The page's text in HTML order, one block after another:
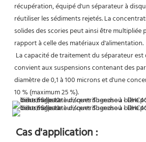
récupération, équipé d'un séparateur à
réutiliser les sédiments rejetés. La
solides des scories peut ainsi être multipliée
rapport à celle des matériaux d'alimentation.
convient aux suspensions contenant des
diamètre de 0,1 à 100 microns et d'une
10 % (maximum 25 %).
Cas d'application :